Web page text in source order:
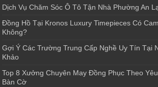
Dịch Vụ Chăm Sóc Ô Tô Tận Nhà Phường An
Đồng Hồ Tại Kronos Luxury Timepieces Có
Không?
Gợi Ý Các Trường Trung Cấp Nghề Uy Tín Tại
Khảo
Top 8 Xưởng Chuyên May Đồng Phục Theo
Bàn Cờ